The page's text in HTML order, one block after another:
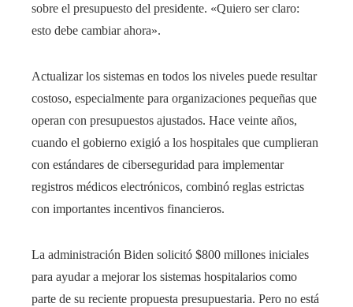
sobre el presupuesto del presidente. «Quiero ser claro:
esto debe cambiar ahora».
Actualizar los sistemas en todos los niveles puede resultar
costoso, especialmente para organizaciones pequeñas que
operan con presupuestos ajustados. Hace veinte años,
cuando el gobierno exigió a los hospitales que cumplieran
con estándares de ciberseguridad para implementar
registros médicos electrónicos, combinó reglas estrictas
con importantes incentivos financieros.
La administración Biden solicitó $800 millones iniciales
para ayudar a mejorar los sistemas hospitalarios como
parte de su reciente propuesta presupuestaria. Pero no está